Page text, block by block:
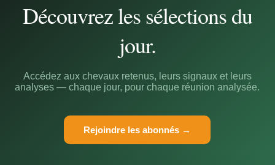
Découvrez les sélections du
jour.
Accédez aux chevaux retenus, leurs signaux et leurs
analyses — chaque jour, pour chaque réunion analysée.
Rejoindre les abonnés →